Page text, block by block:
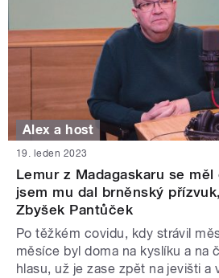
Alex a host
19. leden 2023
Lemur z Madagaskaru se
jsem mu dal brněnský
Zbyšek Pantůček
Po těžkém covidu, kdy strávil
měsíce byl doma na kyslíku a na
hlasu, už je zase zpět na jevišti a